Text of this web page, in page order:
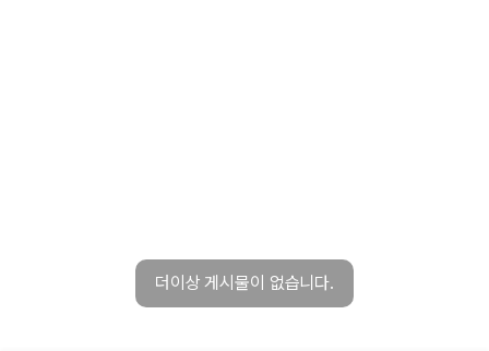
더이상 게시물이 없습니다.